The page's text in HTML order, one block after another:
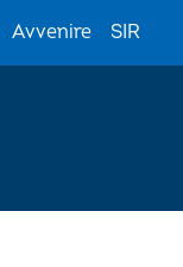
Avvenire SIR